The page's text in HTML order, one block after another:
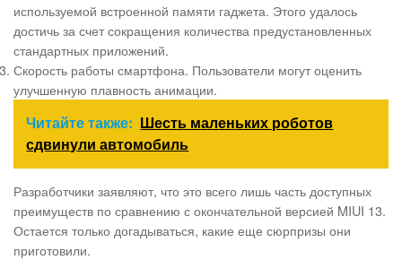
используемой встроенной памяти гаджета. Этого удалось
достичь за счет сокращения количества предустановленных
стандартных приложений.
Скорость работы смартфона. Пользователи могут оценить
улучшенную плавность анимации.
Читайте также: Шесть маленьких роботов
сдвинули автомобиль
Разработчики заявляют, что это всего лишь часть доступных
преимуществ по сравнению с окончательной версией MIUI 13.
Остается только догадываться, какие еще сюрпризы они
приготовили.